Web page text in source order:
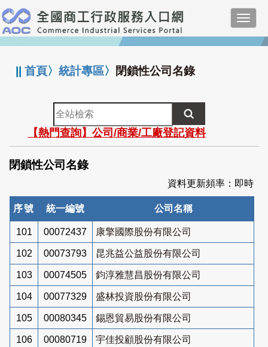
跳
到
主
要
:::
||首頁〉統計專區〉 閉鎖性公司名錄
全
站
檢
索
【熱門查詢】公司/商業/工廠登記資料
閉鎖性公司名錄
資料更新頻率：即時
序號 統一編號 公司名稱
101 00072437 康擎國際股份有限公司
102 00073793 昆兆益公益股份有限公司
103 00074505 鈞淳雅慧昌股份有限公司
104 00077329 盛林投資股份有限公司
105 00080345 錫恩貿易股份有限公司
106 00080719 宇佳投顧股份有限公司